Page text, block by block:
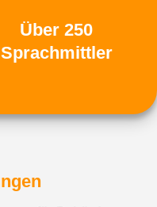
Über 250
Sprachmittler